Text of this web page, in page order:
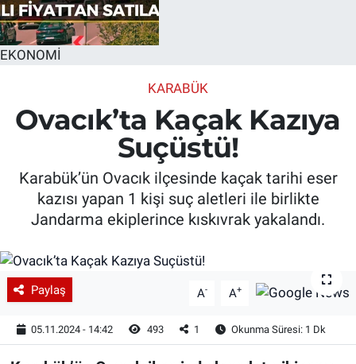
EKONOMİ
KARABÜK
Ovacık’ta Kaçak Kazıya
Suçüstü!
Karabük’ün Ovacık ilçesinde kaçak tarihi eser
kazısı yapan 1 kişi suç aletleri ile birlikte
Jandarma ekiplerince kıskıvrak yakalandı.
Paylaş A- A+
05.11.2024 - 14:42 493 1 Okunma Süresi: 1 Dk